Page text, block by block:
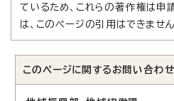
ているため、これらの著作権は申
は、このページの引用はできません
このページに関する お問い合わせ